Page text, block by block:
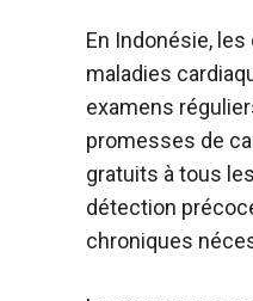
En Indonésie,
maladies
examens
promesses de
gratuits à tous
détection
chroniques